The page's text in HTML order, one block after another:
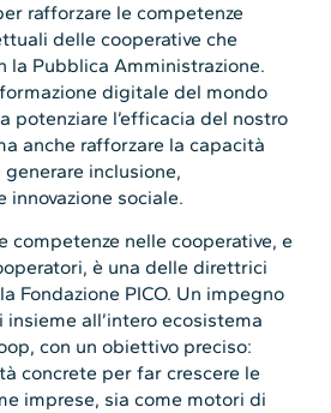
rafforzare le competenze
delle cooperative che
la Pubblica Amministrazione.
digitale del mondo
potenziare l’efficacia del nostro
anche rafforzare la capacità
inclusione,
innovazione sociale.
competenze nelle cooperative, e
è una delle direttrici
Fondazione PICO. Un impegno
all’intero ecosistema
con un obiettivo preciso:
concrete per far crescere le
imprese, sia come motori di